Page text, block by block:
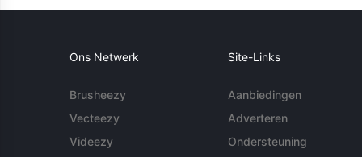
Ons Netwerk
Brusheezy
Vecteezy
Videezy
Site-Links
Aanbiedingen
Adverteren
Ondersteuning